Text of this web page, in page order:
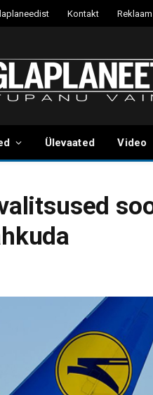
Kontakt Reklaam
Ülevaated Video